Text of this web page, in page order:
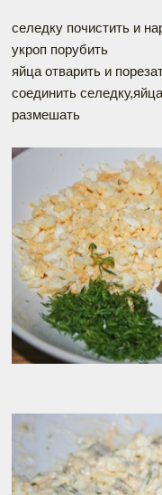
селедку почистить и
укроп порубить
яйца отварить и
соединить
размешать